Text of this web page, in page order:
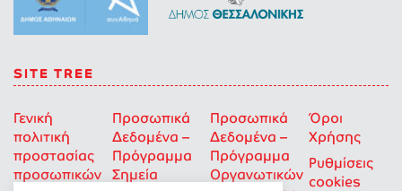
SITE TREE
Γενική
πολιτική
προστασίας
προσωπικών
Προσωπικά
Δεδομένα –
Πρόγραμμα
Σημεία
Προσωπικά
Δεδομένα –
Πρόγραμμα
Οργανωτικών
Όροι
Χρήσης
Ρυθμίσεις
cookies